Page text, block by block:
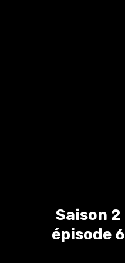
Saison 2
épisode 6